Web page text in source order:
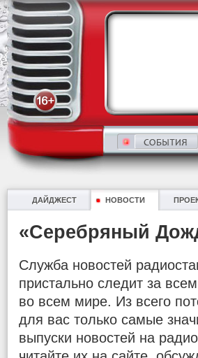
ДАЙДЖЕСТ НОВОСТИ
«Серебряный
Служба новостей
пристально следит за
во всем мире. Из всего
для вас только самые
выпуски новостей на